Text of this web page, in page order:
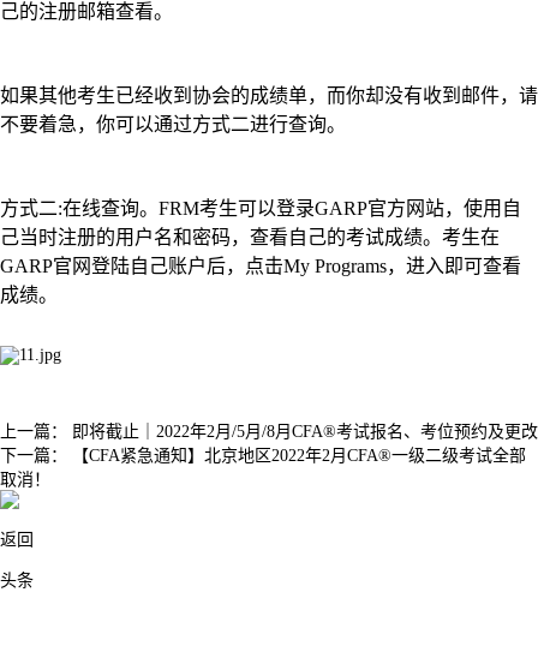
己的注册邮箱查看。
如果其他考生已经收到协会的成绩单，而你却没有收到邮件，请
不要着急，你可以通过方式二进行查询。
方式二:在线查询。FRM考生可以登录GARP官方网站，使用自
己当时注册的用户名和密码，查看自己的考试成绩。考生在
GARP官网登陆自己账户后，点击My Programs，进入即可查看
成绩。
上一篇：
即将截止｜2022年2月/5月/8月CFA®考试报名、考位预约及更改
下一篇：
【CFA紧急通知】北京地区2022年2月CFA®一级二级考试全部
取消！
返回
头条